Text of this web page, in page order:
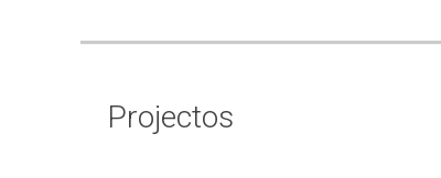
Projectos